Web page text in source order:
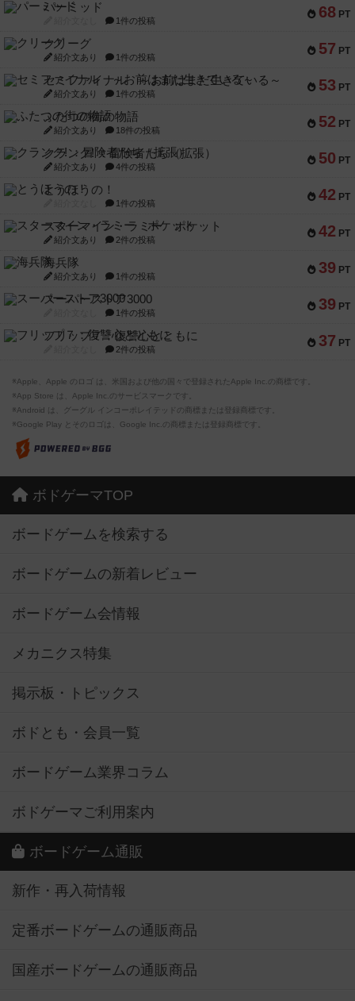
68 PT
パーミッド
1件の投稿
57 PT
クリーグ
紹介文あり 1件の投稿
53 PT
セミファイナル ～お前はまだ生きている～
紹介文あり 1件の投稿
52 PT
ふたつの街の物語
紹介文あり 18件の投稿
50 PT
クランク! ：冒険者たち（拡張）
紹介文あり 4件の投稿
42 PT
とうほうの！
1件の投稿
42 PT
スターマイン・ラミー ポケット
紹介文あり 2件の投稿
39 PT
海兵隊
紹介文あり 1件の投稿
39 PT
スーパーストア3000
1件の投稿
37 PT
フリップ７：復讐心とともに
2件の投稿
※Apple、Apple のロゴ は、米国および他の国々で登録されたApple Inc.の商標です。
※App Store は、Apple Inc.のサービスマークです。
※Android は、グーグル インコーポレイテッドの商標または登録商標です。
※Google Play とそのロゴは、Google Inc.の商標または登録商標です。
ボドゲーマTOP
ボードゲームを検索する
ボードゲームの新着レビュー
ボードゲーム会情報
メカニクス特集
掲示板・トピックス
ボドとも・会員一覧
ボードゲーム業界コラム
ボドゲーマご利用案内
ボードゲーム通販
新作・再入荷情報
定番ボードゲームの通販商品
国産ボードゲームの通販商品